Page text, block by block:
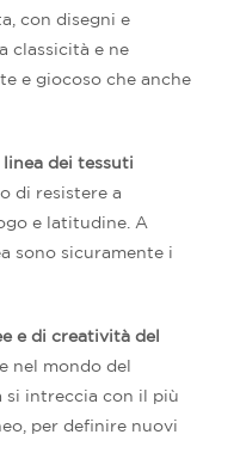
con disegni e
classicità e ne
e giocoso che anche
dei tessuti
di resistere a
e latitudine. A
sono sicuramente i
e di creatività del
nel mondo del
intreccia con il più
per definire nuovi